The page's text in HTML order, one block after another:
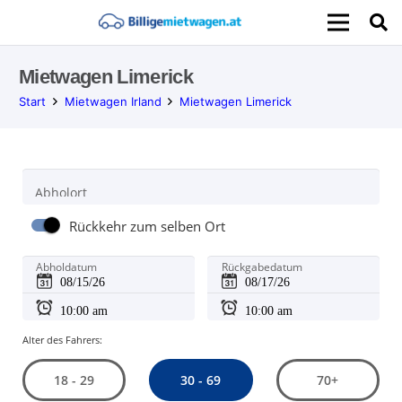
Mietwagen Limerick
Start Mietwagen Irland Mietwagen Limerick
Abholort
Rückkehr zum selben Ort
Abholdatum Rückgabedatum
Alter des Fahrers:
18 - 29 30 - 69 70+